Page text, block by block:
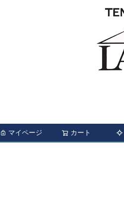
マイページ カート